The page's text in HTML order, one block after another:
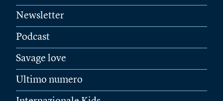
Newsletter
Podcast
Savage love
Ultimo numero